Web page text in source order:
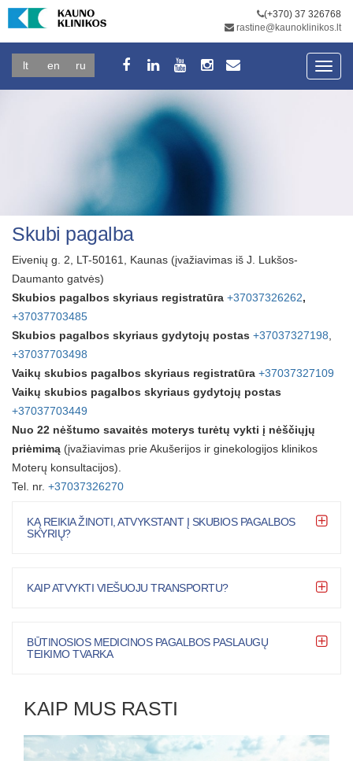
(+370) 37 326768
rastine@kaunoklinikos.lt
lt en ru
Skubi pagalba
Eivenių g. 2, LT-50161, Kaunas (įvažiavimas iš J. Lukšos-
Daumanto gatvės)
Skubios pagalbos skyriaus registratūra +37037326262,
+37037703485
Skubios pagalbos skyriaus gydytojų postas +37037327198
+37037703498
Vaikų skubios pagalbos skyriaus registratūra +37037327109
Vaikų skubios pagalbos skyriaus gydytojų postas
+37037703449
Nuo 22 nėštumo savaitės moterys turėtų vykti į nėščiųjų
priėmimą (įvažiavimas prie Akušerijos ir ginekologijos klinikos
Moterų konsultacijos).
Tel. nr. +37037326270
KĄ REIKIA ŽINOTI, ATVYKSTANT Į SKUBIOS PAGALBOS
SKYRIŲ?
KAIP ATVYKTI VIEŠUOJU TRANSPORTU?
BŪTINOSIOS MEDICINOS PAGALBOS PASLAUGŲ
TEIKIMO TVARKA
KAIP MUS RASTI